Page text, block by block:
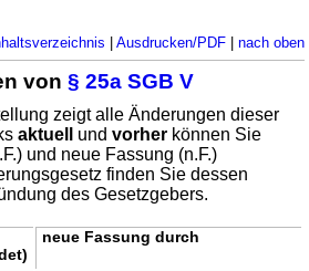
Ausdrucken/PDF| nach oben
von§ 25a SGB V
zeigt alle Änderungen dieser
aktuell undvorher können Sie
und neue Fassung (n.F.)
finden Sie dessen
des Gesetzgebers.
neue Fassung durch